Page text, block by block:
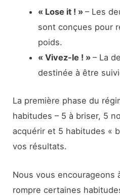
« Lose it ! » – Les
sont conçues pour
poids.
« Vivez-le ! » – La
destinée à être
La première phase du
habitudes – 5 à briser, 5
acquérir et 5 habitudes «
vos résultats.
Nous vous encourageons
rompre certaines